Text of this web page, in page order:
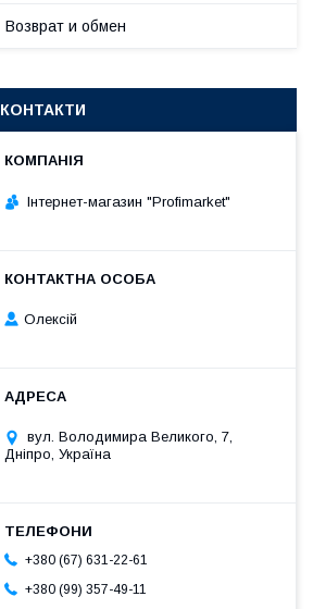
Возврат и обмен
КОНТАКТИ
Інтернет-магазин "Profimarket"
Олексій
вул. Володимира Великого, 7,
Дніпро, Україна
+380 (67) 631-22-61
+380 (99) 357-49-11